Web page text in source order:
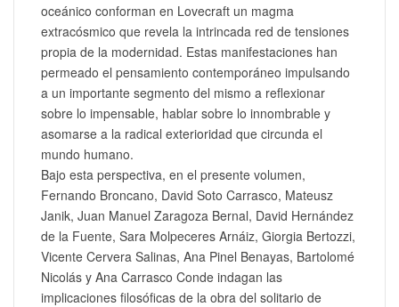
oceánico conforman en Lovecraft un magma
extracósmico que revela la intrincada red de tensiones
propia de la modernidad. Estas manifestaciones han
permeado el pensamiento contemporáneo impulsando
a un importante segmento del mismo a reflexionar
sobre lo impensable, hablar sobre lo innombrable y
asomarse a la radical exterioridad que circunda el
mundo humano.
Bajo esta perspectiva, en el presente volumen,
Fernando Broncano, David Soto Carrasco, Mateusz
Janik, Juan Manuel Zaragoza Bernal, David Hernández
de la Fuente, Sara Molpeceres Arnáiz, Giorgia Bertozzi,
Vicente Cervera Salinas, Ana Pinel Benayas, Bartolomé
Nicolás y Ana Carrasco Conde indagan las
implicaciones filosóficas de la obra del solitario de